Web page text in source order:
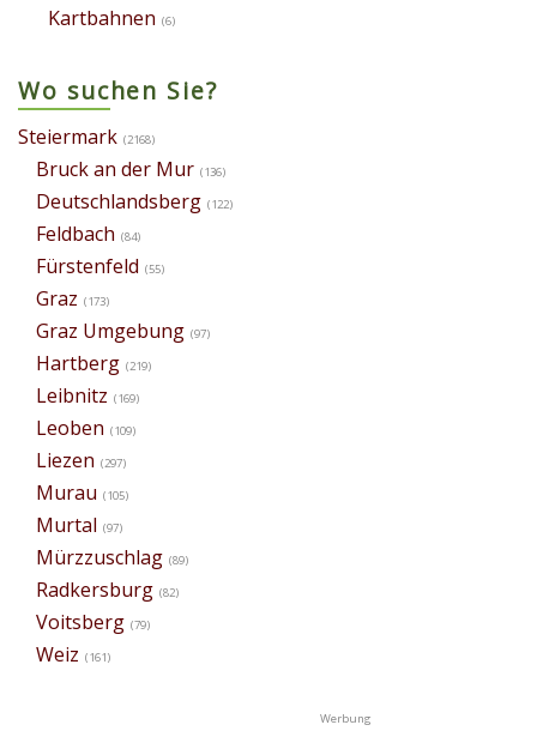
Kartbahnen (6)
Wo suchen Sie?
Steiermark (2168)
Bruck an der Mur (136)
Deutschlandsberg (122)
Feldbach (84)
Fürstenfeld (55)
Graz (173)
Graz Umgebung (97)
Hartberg (219)
Leibnitz (169)
Leoben (109)
Liezen (297)
Murau (105)
Murtal (97)
Mürzzuschlag (89)
Radkersburg (82)
Voitsberg (79)
Weiz (161)